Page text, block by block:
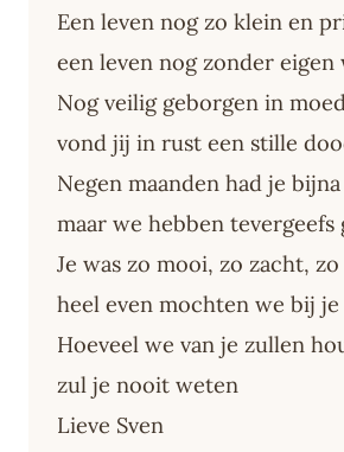
Een leven nog zo klein en
een leven nog zonder eigen
Nog veilig geborgen in
vond jij in rust een stille
Negen maanden had je
maar we hebben tevergeefs
Je was zo mooi, zo zacht,
heel even mochten we bij
Hoeveel we van je zullen
zul je nooit weten
Lieve Sven